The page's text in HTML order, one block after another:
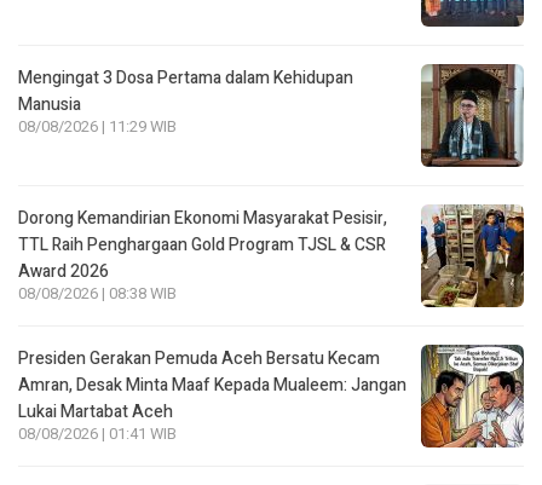
Mengingat 3 Dosa Pertama dalam Kehidupan
Manusia
08/08/2026 | 11:29 WIB
Dorong Kemandirian Ekonomi Masyarakat Pesisir,
TTL Raih Penghargaan Gold Program TJSL & CSR
Award 2026
08/08/2026 | 08:38 WIB
Presiden Gerakan Pemuda Aceh Bersatu Kecam
Amran, Desak Minta Maaf Kepada Mualeem: Jangan
Lukai Martabat Aceh
08/08/2026 | 01:41 WIB